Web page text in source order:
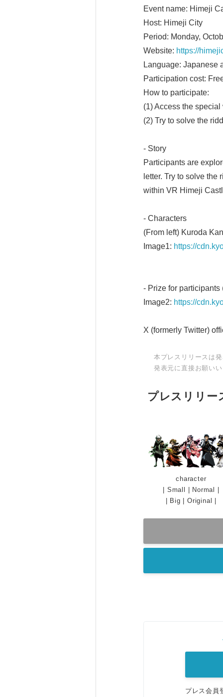
Event name: Himeji
Host: Himeji City
Period: Monday,
Website: https://
Language: Japanese
Participation cost:
How to participate:
(1) Access the
(2) Try to solve the
- Story
Participants are
letter. Try to solve
within VR Himeji
- Characters
(From left) Kuroda
Image1: https://
- Prize for
Image2: https://
X (formerly Twitter)
本プレスリリースは
発表元に直接お願い
プレスリリー
character
Small Normal
Big |Original
プレス会員